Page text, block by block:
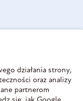
działania strony,
oraz analizy
partnerom